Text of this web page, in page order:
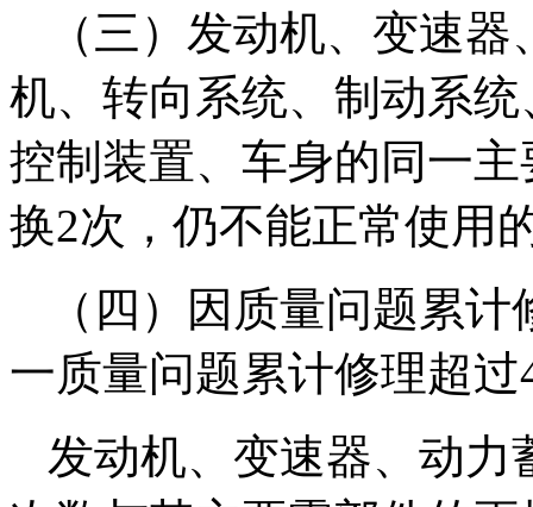
（三）发动机、变速
机、转向系统、制动系
控制装置、车身的同一
换2次，仍不能正常使用
（四）因质量问题累
一质量问题累计修理超过
发动机、变速器、动力